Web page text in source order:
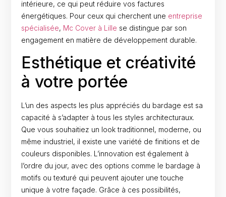
intérieure, ce qui peut réduire vos factures
énergétiques. Pour ceux qui cherchent une entreprise
spécialisée, Mc Cover à Lille se distingue par son
engagement en matière de développement durable.
Esthétique et créativité
à votre portée
L’un des aspects les plus appréciés du bardage est sa
capacité à s’adapter à tous les styles architecturaux.
Que vous souhaitiez un look traditionnel, moderne, ou
même industriel, il existe une variété de finitions et de
couleurs disponibles. L’innovation est également à
l’ordre du jour, avec des options comme le bardage à
motifs ou texturé qui peuvent ajouter une touche
unique à votre façade. Grâce à ces possibilités,